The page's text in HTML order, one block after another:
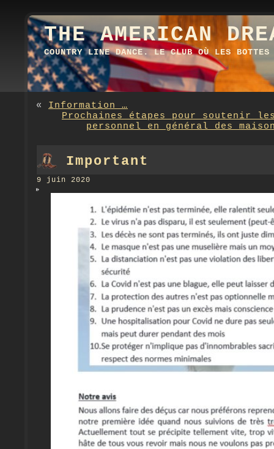
THE AMERICAN
COUNTRY LINE DANCE. LE CLUB OÙ LES BOTTES
« Information …
Prochaines étapes pour soutenir
personnel en général des
Important
9 juin 2020